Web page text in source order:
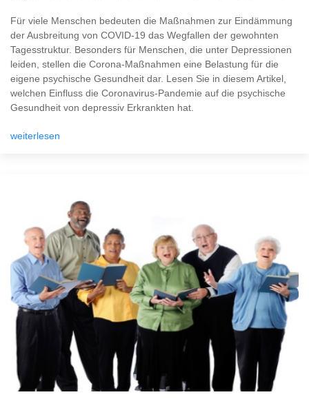
Für viele Menschen bedeuten die Maßnahmen zur Eindämmung
der Ausbreitung von COVID-19 das Wegfallen der gewohnten
Tagesstruktur. Besonders für Menschen, die unter Depressionen
leiden, stellen die Corona-Maßnahmen eine Belastung für die
eigene psychische Gesundheit dar. Lesen Sie in diesem Artikel,
welchen Einfluss die Coronavirus-Pandemie auf die psychische
Gesundheit von depressiv Erkrankten hat.
weiterlesen